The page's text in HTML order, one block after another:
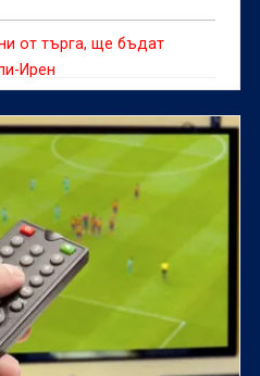
от търга, ще бъдат
Ирен